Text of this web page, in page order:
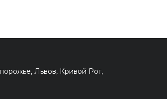
Львов, Кривой Рог,